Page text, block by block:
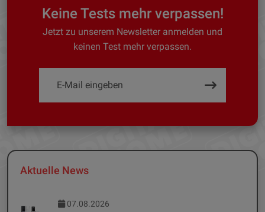
Keine Tests mehr verpassen!
Jetzt zu unserem Newsletter anmelden und
keinen Test mehr verpassen.
Aktuelle News
07.08.2026